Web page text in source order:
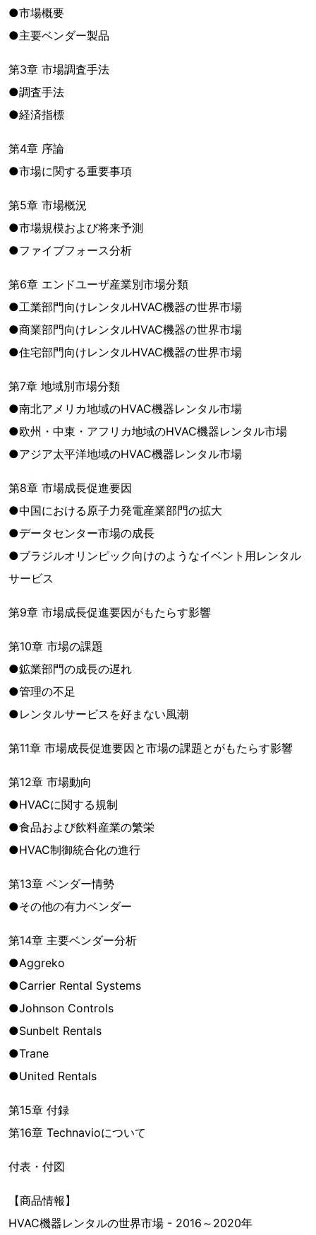
●市場概要
●主要ベンダー製品
第3章 市場調査手法
●調査手法
●経済指標
第4章 序論
●市場に関する重要事項
第5章 市場概況
●市場規模および将来予測
●ファイブフォース分析
第6章 エンドユーザ産業別市場分類
●工業部門向けレンタルHVAC機器の世界市場
●商業部門向けレンタルHVAC機器の世界市場
●住宅部門向けレンタルHVAC機器の世界市場
第7章 地域別市場分類
●南北アメリカ地域のHVAC機器レンタル市場
●欧州・中東・アフリカ地域のHVAC機器レンタル市場
●アジア太平洋地域のHVAC機器レンタル市場
第8章 市場成長促進要因
●中国における原子力発電産業部門の拡大
●データセンター市場の成長
●ブラジルオリンピック向けのようなイベント用レンタル
サービス
第9章 市場成長促進要因がもたらす影響
第10章 市場の課題
●鉱業部門の成長の遅れ
●管理の不足
●レンタルサービスを好まない風潮
第11章 市場成長促進要因と市場の課題とがもたらす影響
第12章 市場動向
●HVACに関する規制
●食品および飲料産業の繁栄
●HVAC制御統合化の進行
第13章 ベンダー情勢
●その他の有力ベンダー
第14章 主要ベンダー分析
●Aggreko
●Carrier Rental Systems
●Johnson Controls
●Sunbelt Rentals
●Trane
●United Rentals
第15章 付録
第16章 Technavioについて
付表・付図
【商品情報】
HVAC機器レンタルの世界市場 - 2016～2020年